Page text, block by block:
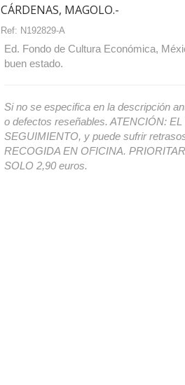
CÁRDENAS, MAGOLO.-
Ref: N192829-A
Ed. Fondo de Cultura Económica,
buen estado.
Si no se especifica en la descripción
o defectos reseñables. ATENCIÓN:
SEGUIMIENTO, y puede sufrir
RECOGIDA EN OFICINA.
SOLO 2,90 euros.